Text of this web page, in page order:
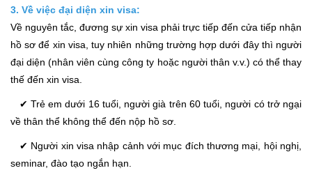
3. Về việc đại diện xin visa:
Về nguyên tắc, đương sự xin visa phải trực tiếp đến cửa tiếp nhận
hồ sơ để xin visa, tuy nhiên những trường hợp dưới đây thì người
đại diện (nhân viên cùng công ty hoặc người thân v.v.) có thể thay
thế đến xin visa.
✔ Trẻ em dưới 16 tuổi, người già trên 60 tuổi, người có trở ngại
về thân thể không thể đến nộp hồ sơ.
✔ Người xin visa nhập cảnh với mục đích thương mại, hội nghị,
seminar, đào tạo ngắn hạn.